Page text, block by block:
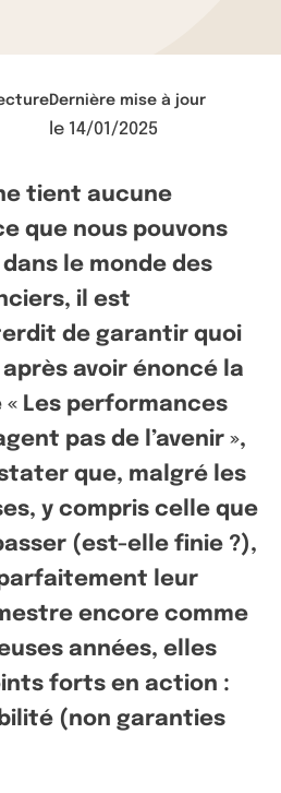
Dernière mise à jour
le 14/01/2025
tient aucune
que nous pouvons
le monde des
il est
de garantir quoi
avoir énoncé la
Les performances
pas de l’avenir »,
que, malgré les
y compris celle que
(est-elle finie ?),
parfaitement leur
encore comme
années, elles
forts en action :
(non garanties